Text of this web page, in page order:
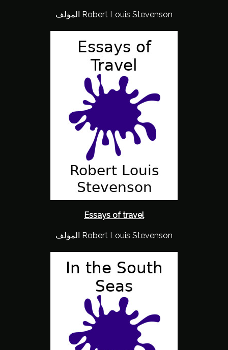
المؤلف Robert Louis Stevenson
Essays of travel
المؤلف Robert Louis Stevenson